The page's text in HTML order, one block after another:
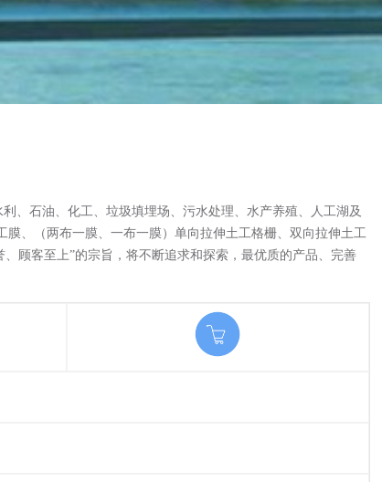
、石油、化工、垃圾填埋场、污水处理、水产养殖、人工湖及
、（两布一膜、一布一膜）单向拉伸土工格栅、双向拉伸土工
顾客至上”的宗旨，将不断追求和探索，最优质的产品、完善